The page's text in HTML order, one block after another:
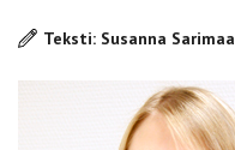
Teksti: Susanna Sarimaa